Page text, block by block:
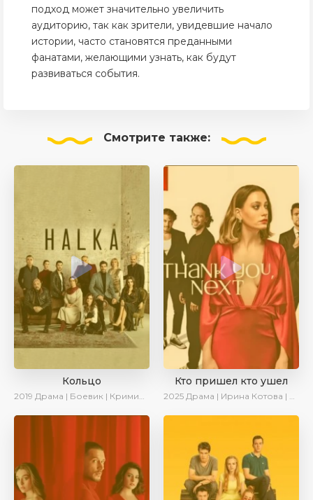
подход может значительно увеличить
аудиторию, так как зрители, увидевшие начало
истории, часто становятся преданными
фанатами, желающими узнать, как будут
развиваться события.
Смотрите также:
Кольцо
2019 Драма | Боевик | Криминал
Кто пришел кто ушел
2025 Драма | Ирина Котова | Новинки | Сериалы 2025